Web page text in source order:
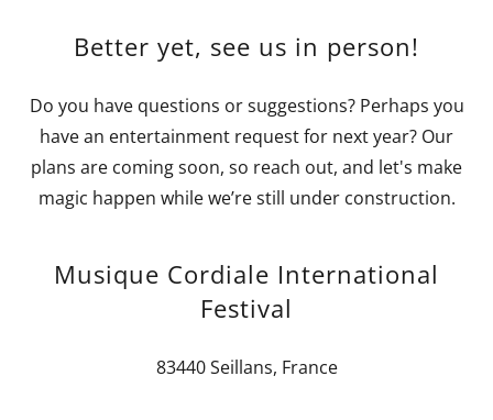
Better yet, see us in person!
Do you have questions or suggestions? Perhaps you
have an entertainment request for next year? Our
plans are coming soon, so reach out, and let's make
magic happen while we’re still under construction.
Musique Cordiale International
Festival
83440 Seillans, France